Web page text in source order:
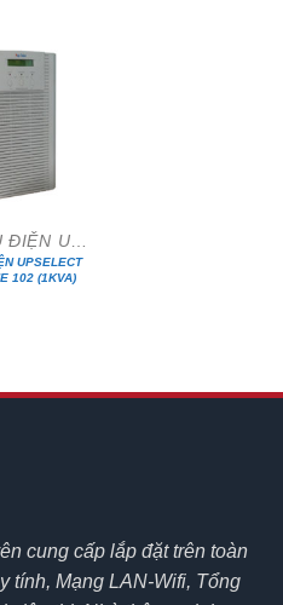
BỘ LƯU ĐIỆN UPS
UPSELECT
102 (1KVA)
cung cấp lắp đặt trên toàn
tính, Mạng LAN-Wifi, Tổng